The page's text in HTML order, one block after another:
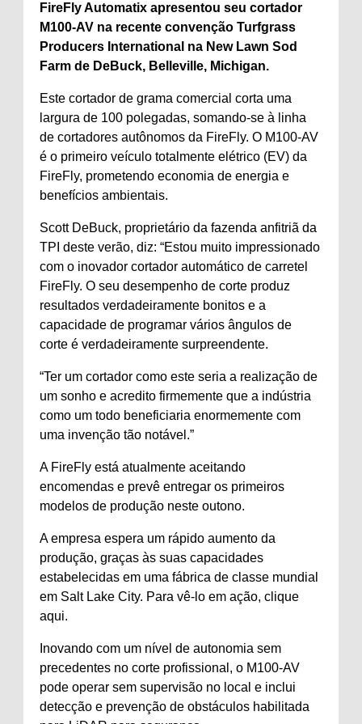
FireFly Automatix apresentou seu cortador
M100-AV na recente convenção Turfgrass
Producers International na New Lawn Sod
Farm de DeBuck, Belleville, Michigan.
Este cortador de grama comercial corta uma
largura de 100 polegadas, somando-se à linha
de cortadores autônomos da FireFly. O M100-AV
é o primeiro veículo totalmente elétrico (EV) da
FireFly, prometendo economia de energia e
benefícios ambientais.
Scott DeBuck, proprietário da fazenda anfitriã da
TPI deste verão, diz: “Estou muito impressionado
com o inovador cortador automático de carretel
FireFly. O seu desempenho de corte produz
resultados verdadeiramente bonitos e a
capacidade de programar vários ângulos de
corte é verdadeiramente surpreendente.
“Ter um cortador como este seria a realização de
um sonho e acredito firmemente que a indústria
como um todo beneficiaria enormemente com
uma invenção tão notável.”
A FireFly está atualmente aceitando
encomendas e prevê entregar os primeiros
modelos de produção neste outono.
A empresa espera um rápido aumento da
produção, graças às suas capacidades
estabelecidas em uma fábrica de classe mundial
em Salt Lake City. Para vê-lo em ação, clique
aqui.
Inovando com um nível de autonomia sem
precedentes no corte profissional, o M100-AV
pode operar sem supervisão no local e inclui
detecção e prevenção de obstáculos habilitada